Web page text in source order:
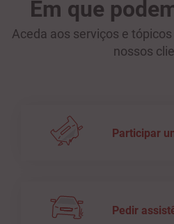
Em que
Aceda aos serviços e
nossos
Participar
Pedir